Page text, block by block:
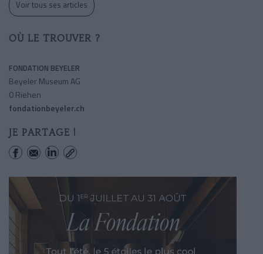
Voir tous ses articles
OÙ LE TROUVER ?
FONDATION BEYELER
Beyeler Museum AG
0 Riehen
fondationbeyeler.ch
JE PARTAGE !